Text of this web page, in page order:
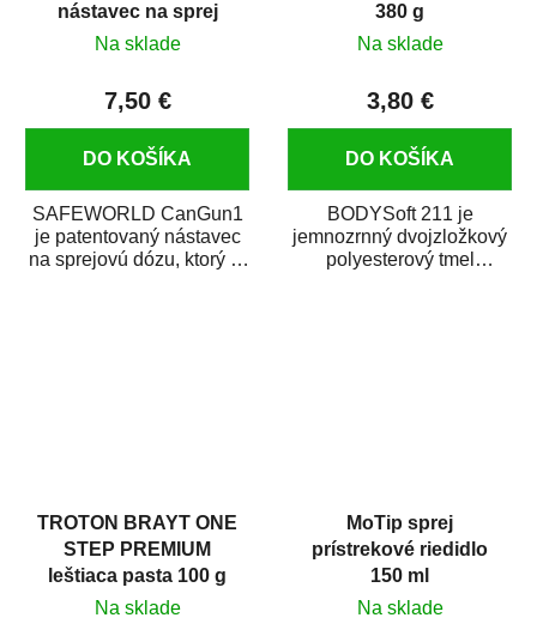
nástavec na sprej
Na sklade
7,50 €
DO KOŠÍKA
SAFEWORLD CanGun1
je patentovaný nástavec
na sprejovú dózu, ktorý ju
380 g
Na sklade
3,80 €
DO KOŠÍKA
BODYSoft 211 je
jemnozrnný dvojzložkový
polyesterový tmel
TROTON BRAYT ONE
STEP PREMIUM
leštiaca pasta 100 g
Na sklade
MoTip sprej
prístrekové riedidlo
150 ml
Na sklade